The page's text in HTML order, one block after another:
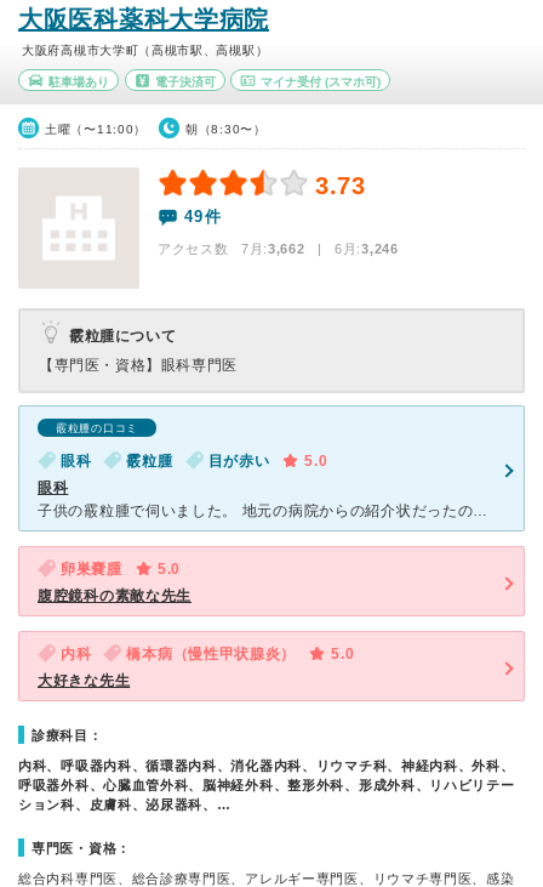
大阪医科薬科大学病院
大阪府高槻市大学町（高槻市駅、高槻駅）
駐車場あり 電子決済可 マイナ受付 (スマホ可)
土曜（〜11:00） 朝（8:30〜）
3.73
49件
アクセス数 7月:3,662 | 6月:3,246
霰粒腫について
【専門医・資格】 眼科専門医
霰粒腫の口コミ
眼科 霰粒腫 目が赤い
5.0
眼科
子供の霰粒腫で伺いました。 地元の病院からの紹介状だったのですが、とても親切に丁寧に対応してくださいました。 気さくで話しやすい男の先生です。 今後どうするかはお母さんに任せますよ〜と言ってもら
卵巣嚢腫
5.0
腹腔鏡科の素敵な先生
内科 橋本病（慢性甲状腺炎）
5.0
大好きな先生
診療科目：
内科、呼吸器内科、循環器内科、消化器内科、リウマチ科、神経内科、外科、
呼吸器外科、心臓血管外科、脳神経外科、整形外科、形成外科、リハビリテー
ション科、皮膚科、泌尿器科、…
専門医・資格：
総合内科専門医、総合診療専門医、アレルギー専門医、リウマチ専門医、感染